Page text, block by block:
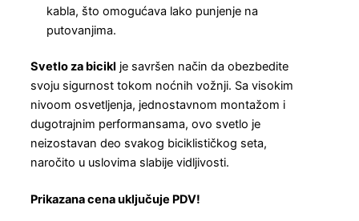
kabla, što omogućava lako punjenje na
putovanjima.
Svetlo za bicikl je savršen način da obezbedite
svoju sigurnost tokom noćnih vožnji. Sa visokim
nivoom osvetljenja, jednostavnom montažom i
dugotrajnim performansama, ovo svetlo je
neizostavan deo svakog biciklističkog seta,
naročito u uslovima slabije vidljivosti.
Prikazana cena uključuje PDV!